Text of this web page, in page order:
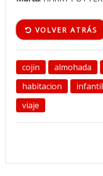
VOLVER ATRÁS
cojin almohada
habitacion
infantil
viaje